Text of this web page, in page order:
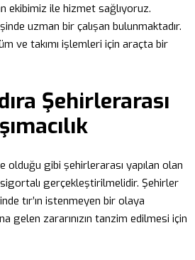
ekibimiz ile hizmet sağlıyoruz.
uzman bir çalışan bulunmaktadır.
ve takımı işlemleri için araçta bir
Şehirlerarası
olduğu gibi şehirlerarası yapılan olan
sigortalı gerçekleştirilmelidir. Şehirler
tır’ın istenmeyen bir olaya
gelen zararınızın tanzim edilmesi için